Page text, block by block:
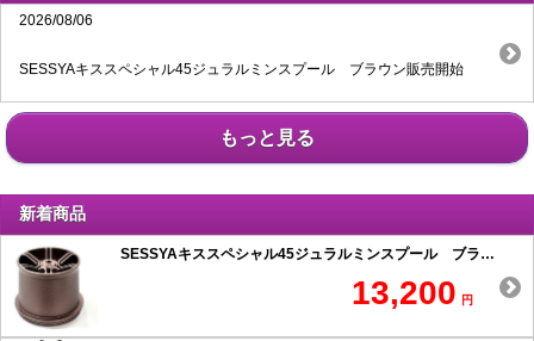
2026/08/06
SESSYAキススペシャル45ジュラルミンスプール ブラウン販売開始
もっと見る
新着商品
SESSYAキススペシャル45ジュラルミンスプール ブラウン
13,200 円